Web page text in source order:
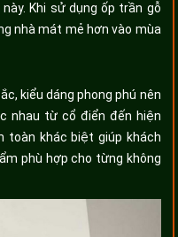
Khi sử dụng ốp trần gỗ
nhà mát mẻ hơn vào mùa
kiểu dáng phong phú nên
nhau từ cổ điển đến hiện
toàn khác biệt giúp khách
phù hợp cho từng không